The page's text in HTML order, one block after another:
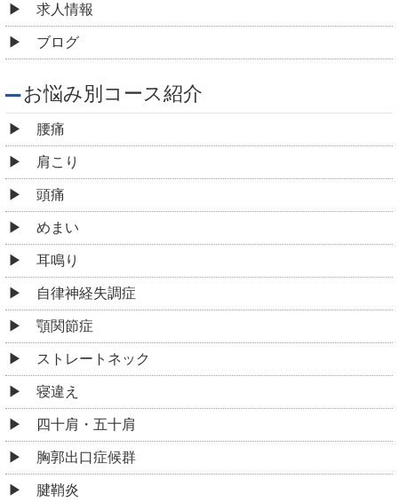
求人情報
ブログ
お悩み別コース紹介
腰痛
肩こり
頭痛
めまい
耳鳴り
自律神経失調症
顎関節症
ストレートネック
寝違え
四十肩・五十肩
胸郭出口症候群
腱鞘炎